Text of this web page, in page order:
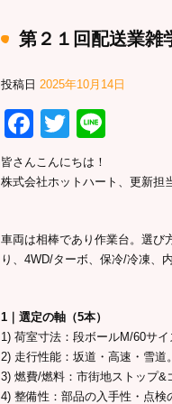
第２１回配送業雑
投稿日 2025年10月14日
Facebook
Twitter
皆さんこんにちは！
株式会社ホットハート、更新担
車両は相棒であり作業台。選び
り、4WD/ターボ、保冷/冷凍、
1｜選定の軸（5本）
1) 荷室寸法：段ボールM/60サ
2) 走行性能：坂道・高速・雪道
3) 燃費/燃料：市街地ストップ&
4) 整備性：部品の入手性・点検